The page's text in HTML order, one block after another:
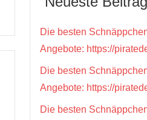
Die besten
Angebote: https://
Die besten
Angebote: https://
Die besten